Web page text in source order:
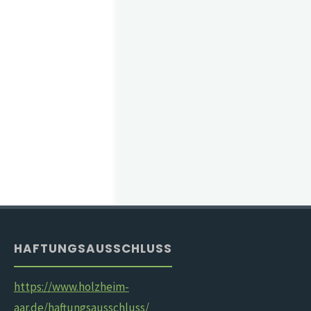
HAFTUNGSAUSSCHLUSS
https://www.holzheim-
aar.de/haftungsausschluss/